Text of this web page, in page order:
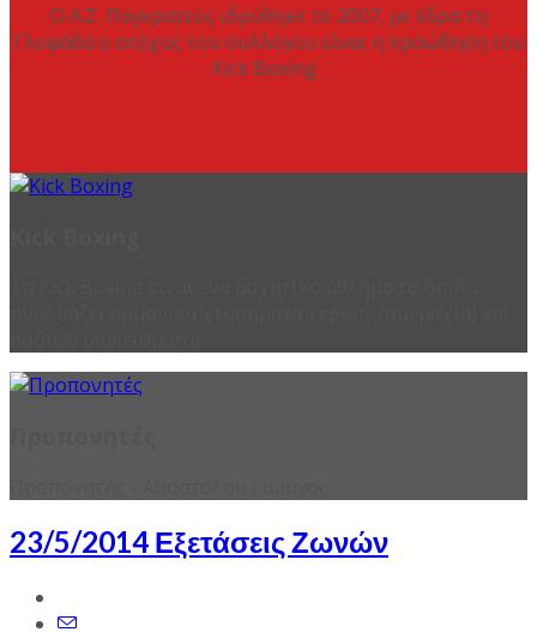
Ο Α.Σ. Παγκρατεύς ιδρύθηκε το 2007, με έδρα τη
Γλυφάδα ο στόχος του συλλόγου είναι η προώθηση του
Kick Boxing.
23/5/2014 Εξετάσεις Ζωνών